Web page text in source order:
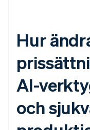
Hur
AI-
och